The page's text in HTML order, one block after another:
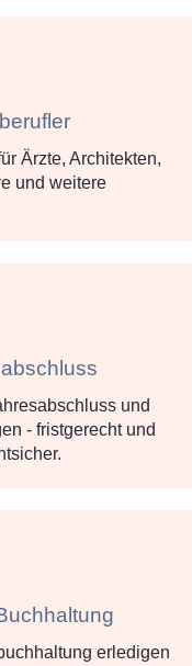
Ärzte, Architekten,
und weitere
und
- fristgerecht und
erledigen